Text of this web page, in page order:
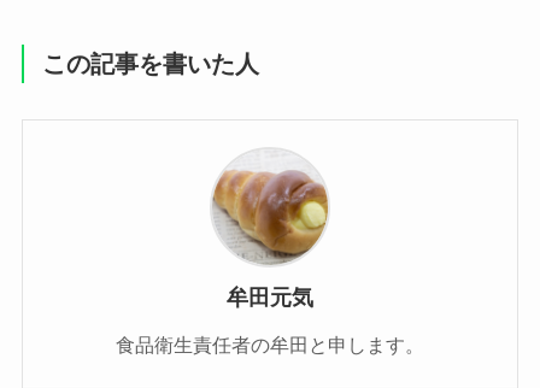
この記事を書いた人
牟田元気
食品衛生責任者の牟田と申します。